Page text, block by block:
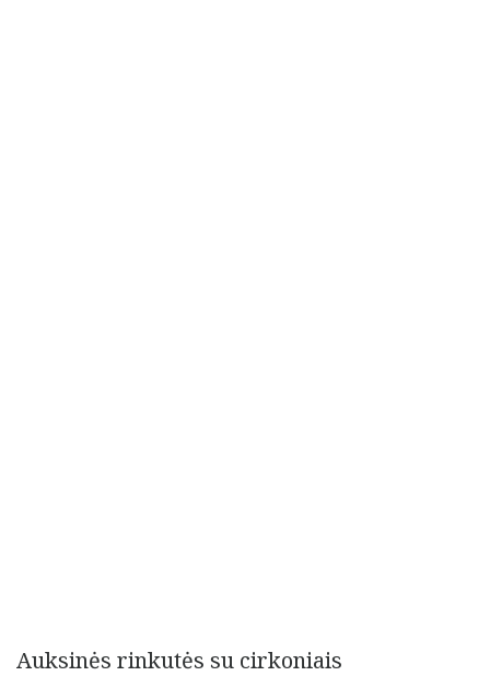
Auksinės rinkutės su cirkoniais